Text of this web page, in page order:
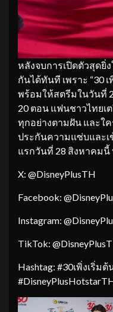
หลังจบการเปิดตัวสุดยิ่
กันได้ทันที เพราะ “30 เ
พร้อมให้สตรีมในวันที่
20 ตอน แฟนชาวไทยเ
ทุกอย่างตามฝัน และใ
ประกันความแซ่บและ
แรกวันที่ 28 สิงหาคมนี้
X: @DisneyPlusTH
Facebook:
Instagram:
TikTok:
Hashtag: #30เพิ่งเริ่ม